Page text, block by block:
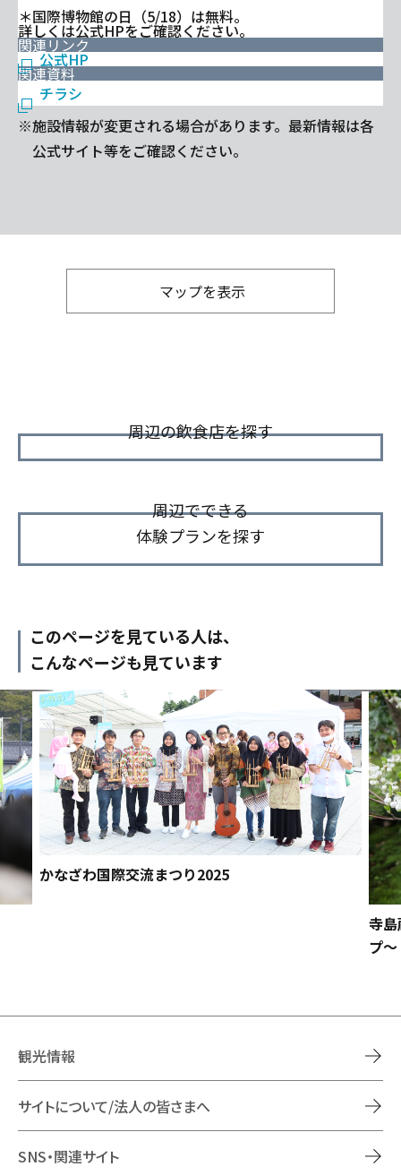
＊国際博物館の日（5/18）は無料。
詳しくは公式HPをご確認ください。
関連リンク
公式HP
関連資料
チラシ
※施設情報が変更される場合があります。最新情報は各
公式サイト等をご確認ください。
マップを表示
周辺の飲食店を探す
周辺でできる
体験プランを探す
このページを見ている人は、
こんなページも見ています
かなざわ国際交流まつり2025
寺
プ～
観光情報
サイトについて/法人の皆さまへ
SNS・関連サイト